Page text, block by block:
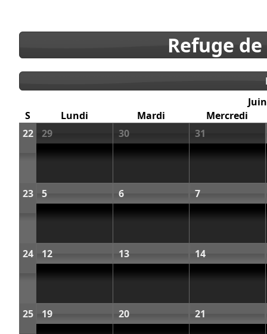
Refuge
Juin
S
Lundi Mardi
Mercredi
22
29 30 31
23 5 6 7
24 12 13 14
25 19 20 21